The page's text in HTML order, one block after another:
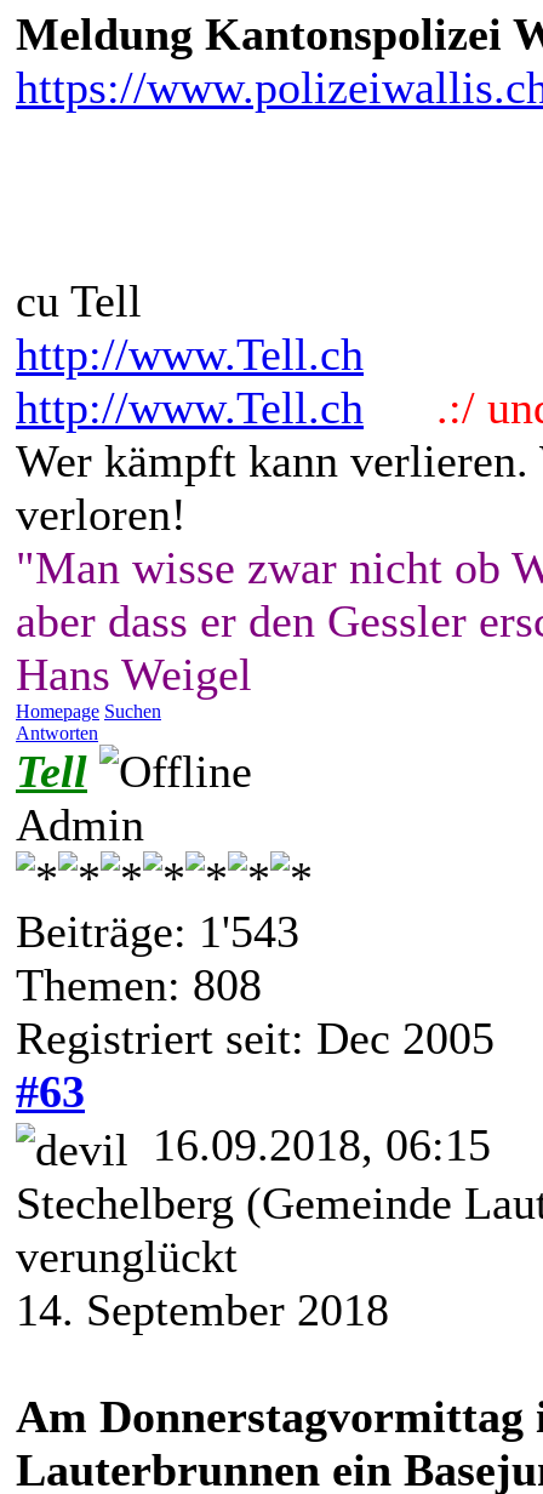
Meldung Kantonspolizei
https://
cu Tell
http://www.Tell.ch
http://www.Tell.ch
.:/
Wer kämpft kann
verloren!
"Man wisse zwar nicht ob
aber dass er den Gessler
Hans Weigel
Homepage Suchen
Antworten
Tell
Admin
Beiträge: 1'543
Themen: 808
Registriert seit: Dec 2005
#63
16.09.2018, 06:15
Stechelberg (Gemeinde
verunglückt
14. September 2018
Am Donnerstagvormittag
Lauterbrunnen ein